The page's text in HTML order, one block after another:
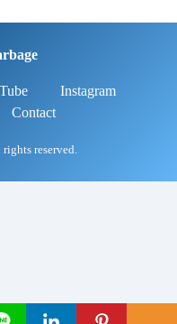
Instagram
Contact
reserved.